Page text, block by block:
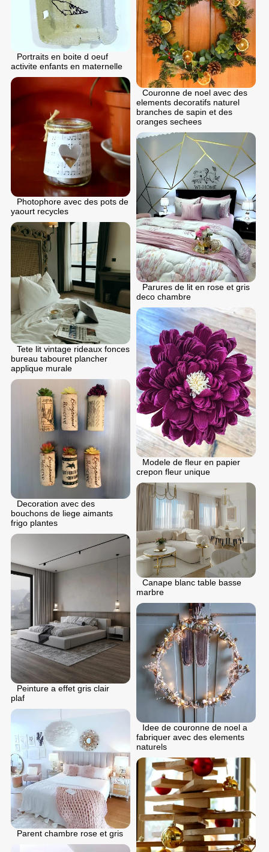
Portraits en boite d oeuf
activite enfants en maternelle
Couronne de noel avec des
elements decoratifs naturel
branches de sapin et des
oranges sechees
Photophore avec des pots de
yaourt recycles
Parures de lit en rose et gris
deco chambre
Tete lit vintage rideaux fonces
bureau tabouret plancher
applique murale
Modele de fleur en papier
crepon fleur unique
Decoration avec des
bouchons de liege aimants
frigo plantes
Canape blanc table basse
marbre
Peinture a effet gris clair
plaf
Idee de couronne de noel a
fabriquer avec des elements
naturels
Parent chambre rose et gris